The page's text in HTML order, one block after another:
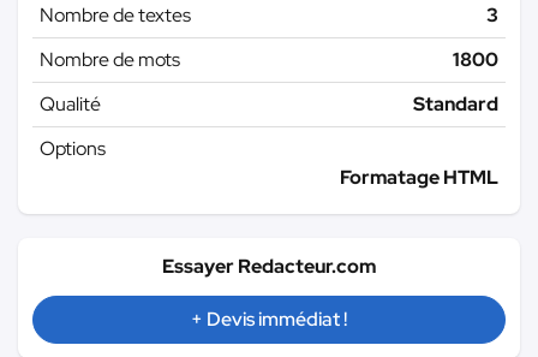
Nombre de textes
3
Nombre de mots
1800
Qualité
Standard
Options
Formatage HTML
Essayer Redacteur.com
+ Devis immédiat !